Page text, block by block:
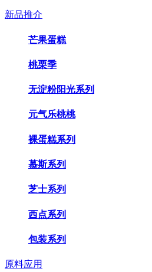
新品推介
芒果蛋糕
桃栗季
无淀粉阳光系列
元气乐桃桃
裸蛋糕系列
慕斯系列
芝士系列
西点系列
包装系列
原料应用